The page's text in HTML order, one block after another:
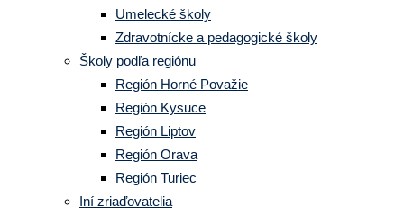
Umelecké školy
Zdravotnícke a pedagogické školy
Školy podľa regiónu
Región Horné Považie
Región Kysuce
Región Liptov
Región Orava
Región Turiec
Iní zriaďovatelia